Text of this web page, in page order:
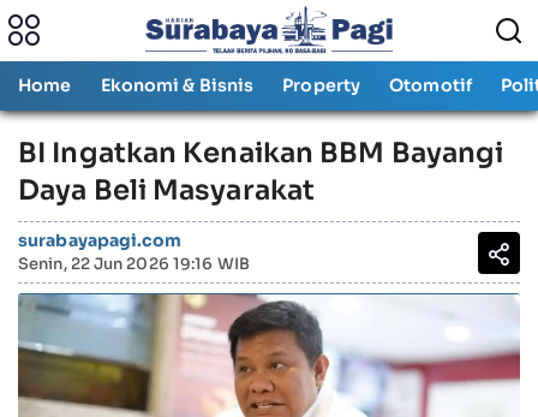
Home Ekonomi & Bisnis Property Otomotif
BI Ingatkan Kenaikan BBM Bayangi
Daya Beli Masyarakat
surabayapagi.com
Senin, 22 Jun 2026 19:16 WIB